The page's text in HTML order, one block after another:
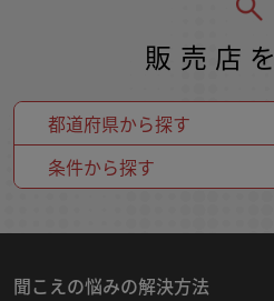
販売店を
都道府県から探す
条件から探す
聞こえの悩みの解決方法